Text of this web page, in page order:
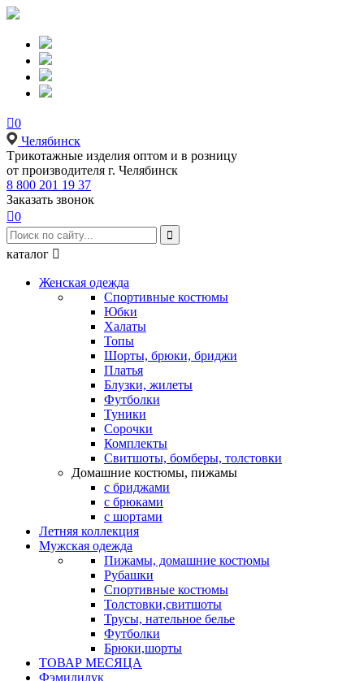
0
Челябинск
Tрикотажные изделия оптом и в розницу
от производителя г. Челябинск
8 800 201 19 37
Заказать звонок
0

каталог 
Женская одежда
Спортивные костюмы
Юбки
Халаты
Топы
Шорты, брюки, бриджи
Платья
Блузки, жилеты
Футболки
Туники
Сорочки
Комплекты
Свитшоты, бомберы, толстовки
Домашние костюмы, пижамы
с бриджами
с брюками
с шортами
Летняя коллекция
Мужская одежда
Пижамы, домашние костюмы
Рубашки
Спортивные костюмы
Толстовки,свитшоты
Трусы, нательное белье
Футболки
Брюки,шорты
ТОВАР МЕСЯЦА
Фэмилилук